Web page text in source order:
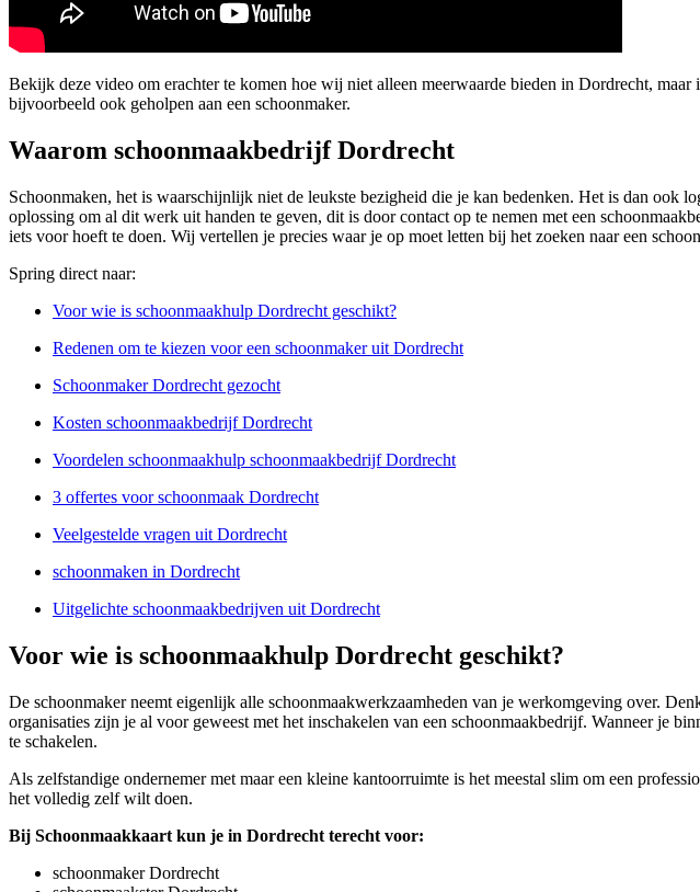
Bekijk deze video om erachter te komen hoe wij niet alleen meerwaarde bieden in Dordrecht,
bijvoorbeeld ook geholpen aan een schoonmaker.
Waarom schoonmaakbedrijf Dordrecht
Schoonmaken, het is waarschijnlijk niet de leukste bezigheid die je kan bedenken. Het is dan ook
oplossing om al dit werk uit handen te geven, dit is door contact op te nemen met een
iets voor hoeft te doen. Wij vertellen je precies waar je op moet letten bij het zoeken naar een
Spring direct naar:
Voor wie is schoonmaakhulp Dordrecht geschikt?
Redenen om te kiezen voor een schoonmaker uit Dordrecht
Schoonmaker Dordrecht gezocht
Kosten schoonmaakbedrijf Dordrecht
Voordelen schoonmaakhulp schoonmaakbedrijf Dordrecht
3 offertes voor schoonmaak Dordrecht
Veelgestelde vragen uit Dordrecht
schoonmaken in Dordrecht
Uitgelichte schoonmaakbedrijven uit Dordrecht
Voor wie is schoonmaakhulp Dordrecht geschikt?
De schoonmaker neemt eigenlijk alle schoonmaakwerkzaamheden van je werkomgeving over.
organisaties zijn je al voor geweest met het inschakelen van een schoonmaakbedrijf. Wanneer je
te schakelen.
Als zelfstandige ondernemer met maar een kleine kantoorruimte is het meestal slim om een
het volledig zelf wilt doen.
Bij Schoonmaakkaart kun je in Dordrecht terecht voor:
schoonmaker Dordrecht